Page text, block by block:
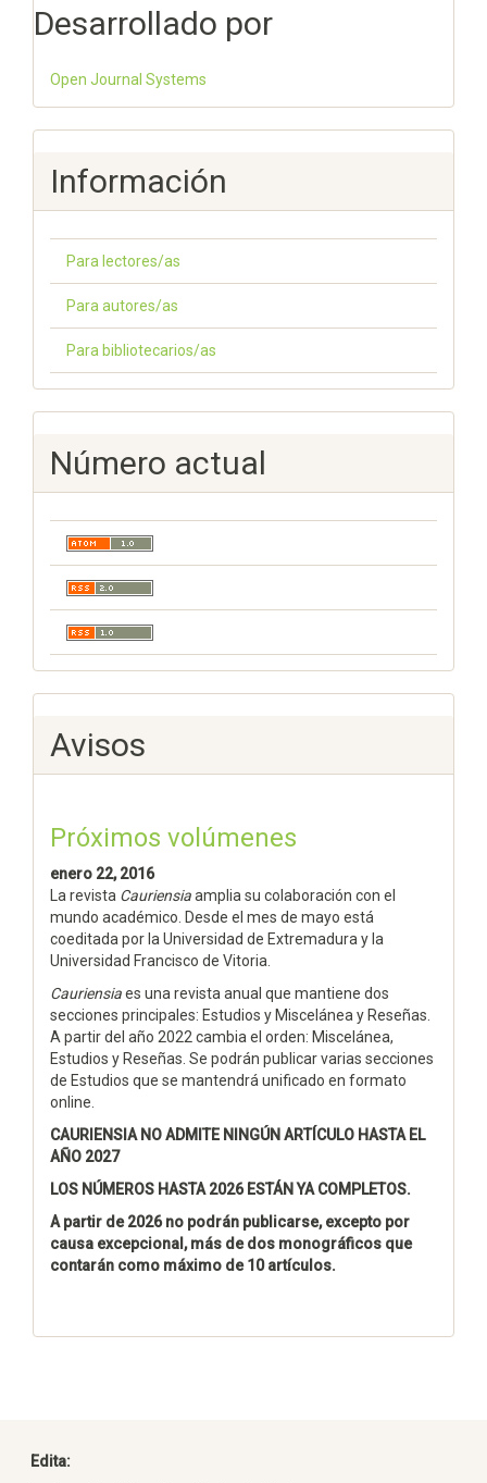
Desarrollado por
Open Journal Systems
Información
Para lectores/as
Para autores/as
Para bibliotecarios/as
Número actual
Avisos
Próximos volúmenes
enero 22, 2016
La revista Cauriensiaamplia su colaboración con el
mundo académico. Desde el mes de mayo está
coeditada por la Universidad de Extremadura y la
Universidad Francisco de Vitoria.
Cauriensiaes una revista anual que mantiene dos
secciones principales: Estudios y Miscelánea y Reseñas.
A partir del año 2022 cambia el orden: Miscelánea,
Estudios y Reseñas. Se podrán publicar varias secciones
de Estudios que se mantendrá unificado en formato
online.
CAURIENSIA NO ADMITE NINGÚN ARTÍCULO HASTA EL
AÑO 2027
LOS NÚMEROS HASTA 2026 ESTÁN YA COMPLETOS.
A partir de 2026 no podrán publicarse, excepto por
causa excepcional, más de dos monográficos que
contarán como máximo de 10 artículos.
Edita: